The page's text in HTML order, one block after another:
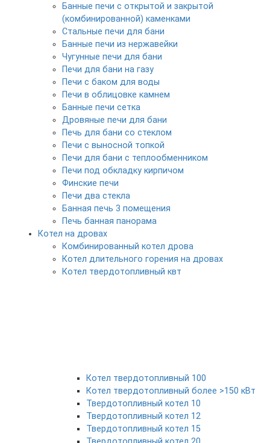
Банные печи с открытой и закрытой
(комбинированной) каменками
Стальные печи для бани
Банные печи из нержавейки
Чугунные печи для бани
Печи для бани на газу
Печи с баком для воды
Печи в облицовке камнем
Банные печи сетка
Дровяные печи для бани
Печь для бани со стеклом
Печи с выносной топкой
Печи для бани с теплообменником
Печи под обкладку кирпичом
Финские печи
Печи два стекла
Банная печь 3 помещения
Печь банная панорама
Котел на дровах
Комбинированный котел дрова
Котел длительного горения на дровах
Котел твердотопливный квт
Котел твердотопливный 100
Котел твердотопливный более >150 кВт
Твердотопливный котел 10
Твердотопливный котел 12
Твердотопливный котел 15